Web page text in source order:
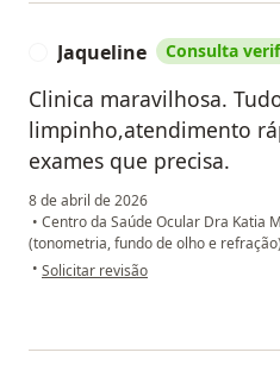
Jaqueline Consulta
Clinica maravilhosa.
limpinho,atendimento
exames que precisa.
8 de abril de 2026
• Centro da Saúde Ocular Dra Katia
(tonometria, fundo de olho e refração)
• na opinião do utilizador Jaqueline
Solicitar revisão